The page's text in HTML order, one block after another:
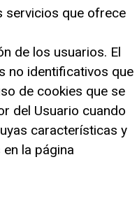
servicios que ofrece
de los usuarios. El
no identificativos que
de cookies que se
del Usuario cuando
características y
la página